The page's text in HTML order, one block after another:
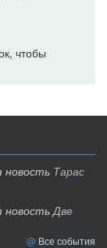
чтобы
Тарас
Две
Все события